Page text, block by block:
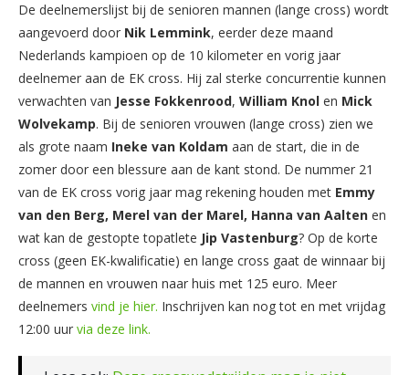
De deelnemerslijst bij de senioren mannen (lange cross) wordt
aangevoerd door Nik Lemmink, eerder deze maand
Nederlands kampioen op de 10 kilometer en vorig jaar
deelnemer aan de EK cross. Hij zal sterke concurrentie kunnen
verwachten van Jesse Fokkenrood, William Knol en Mick
Wolvekamp. Bij de senioren vrouwen (lange cross) zien we
als grote naam Ineke van Koldam aan de start, die in de
zomer door een blessure aan de kant stond. De nummer 21
van de EK cross vorig jaar mag rekening houden met Emmy
van den Berg, Merel van der Marel, Hanna van Aalten en
wat kan de gestopte topatlete Jip Vastenburg? Op de korte
cross (geen EK-kwalificatie) en lange cross gaat de winnaar bij
de mannen en vrouwen naar huis met 125 euro. Meer
deelnemers vind je hier. Inschrijven kan nog tot en met vrijdag
12:00 uur via deze link.